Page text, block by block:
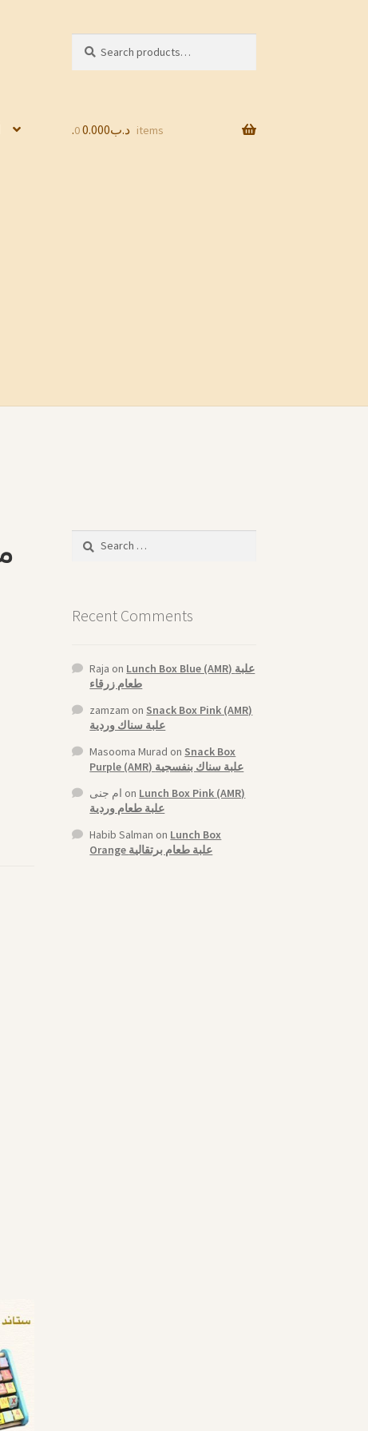
for:
.د.ب0.000 0 items
Search
Recent Comments
Raja on Lunch Box Blue (AMR) علبة
طعام زرقاء
zamzam on Snack Box Pink (AMR)
علبة سناك وردية
Masooma Murad on Snack Box
Purple (AMR) علبة سناك بنفسجية
ام جنى on Lunch Box Pink (AMR)
علبة طعام وردية
Habib Salman on Lunch Box
Orange علبة طعام برتقالية